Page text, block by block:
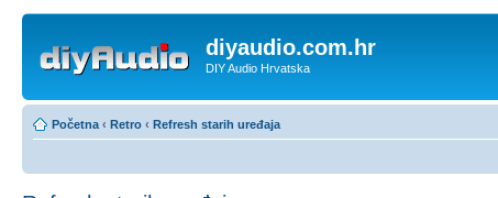
diyaudio.com.hr
DIY Audio Hrvatska
Početna ‹ Retro ‹ Refresh starih uređaja